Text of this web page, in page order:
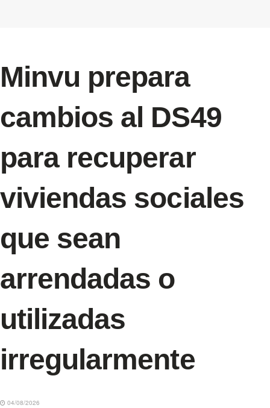
Minvu prepara
cambios al DS49
para recuperar
viviendas sociales
que sean
arrendadas o
utilizadas
irregularmente
04/08/2026